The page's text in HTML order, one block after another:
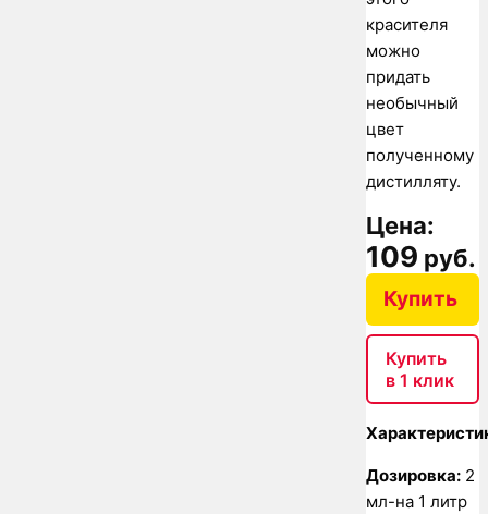
красителя
можно
придать
необычный
цвет
полученному
дистилляту.
Цена:
109 руб.
Купить
Купить
в 1 клик
Дозировка: 2
мл-на 1 литр